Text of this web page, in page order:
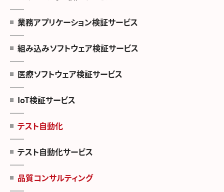
業務アプリケーション検証サービス
組み込みソフトウェア検証サービス
医療ソフトウェア検証サービス
IoT検証サービス
テスト自動化
テスト自動化サービス
品質コンサルティング